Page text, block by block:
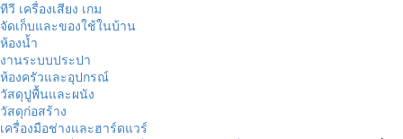
ทีวี เครื่องเสียง เกม
จัดเก็บและของใช้ในบ้าน
ห้องน้ำ
งานระบบประปา
ห้องครัวและอุปกรณ์
วัสดุปูพื้นและผนัง
วัสดุก่อสร้าง
เครื่องมือช่างและฮาร์ดแวร์